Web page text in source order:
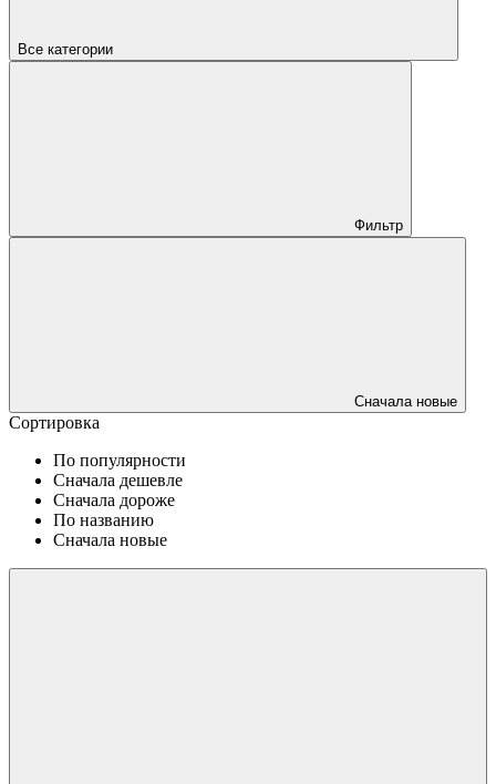
Все категории
Фильтр
Сначала новые
Сортировка
По популярности
Сначала дешевле
Сначала дороже
По названию
Сначала новые